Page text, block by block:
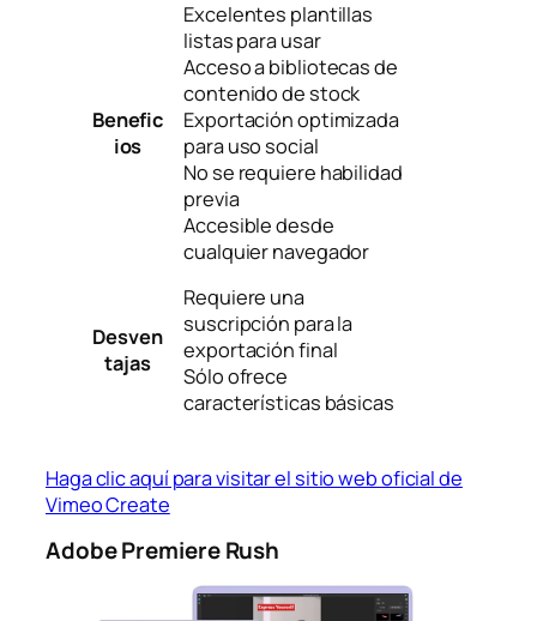
Benefic
ios
Excelentes plantillas
listas para usar
Acceso a bibliotecas de
contenido de stock
Exportación optimizada
para uso social
No se requiere habilidad
previa
Accesible desde
cualquier navegador
Desven
tajas
Requiere una
suscripción para la
exportación final
Sólo ofrece
características básicas
Haga clic aquí para visitar el sitio web oficial de
Vimeo Create
Adobe Premiere Rush